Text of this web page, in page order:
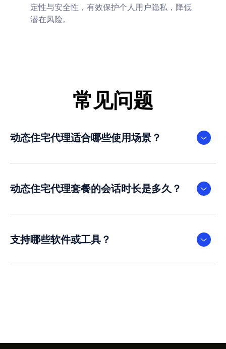
定性与安全性，有效保护个人用户隐私，降低
潜在风险。
常见问题
动态住宅代理适合哪些使用场景？
动态住宅代理套餐的会话时长是多久？
支持哪些软件或工具？